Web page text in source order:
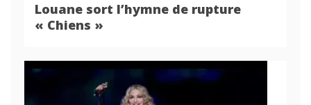
Louane sort l’hymne de rupture
« Chiens »